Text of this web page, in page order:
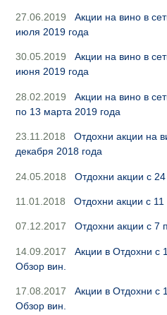
27.06.2019
Акции на вино в
июля 2019 года
30.05.2019
Акции на вино в
июня 2019 года
28.02.2019
Акции на вино в
по 13 марта 2019 года
23.11.2018
Отдохни акции на
декабря 2018 года
24.05.2018 Отдохни акции с
11.01.2018 Отдохни акции с
07.12.2017 Отдохни акции с 7
14.09.2017
Акции в Отдохни с
Обзор вин.
17.08.2017
Акции в Отдохни с
Обзор вин.